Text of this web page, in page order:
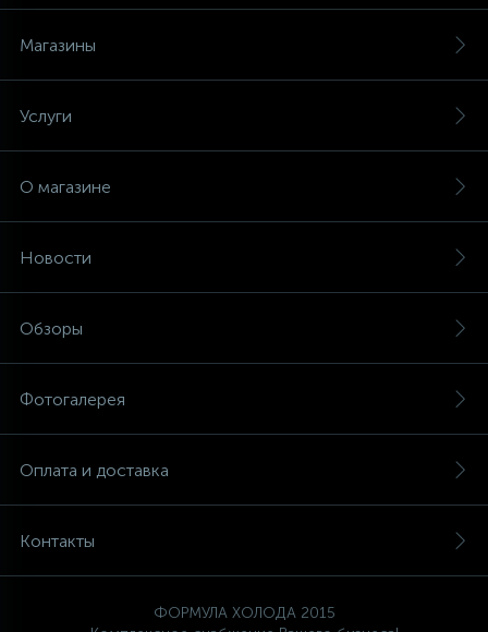
Магазины
Услуги
О магазине
Новости
Обзоры
Фотогалерея
Оплата и доставка
Контакты
ФОРМУЛА ХОЛОДА 2015